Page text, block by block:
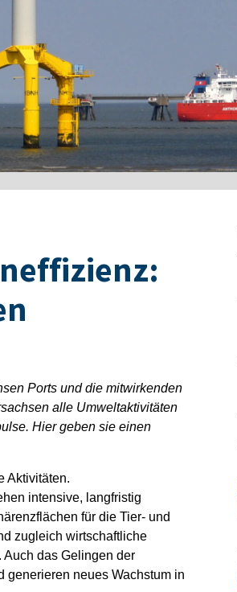
Ports und die mitwirkenden
alle Umweltaktivitäten
Hier geben sie einen
Aktivitäten.
intensive, langfristig
für die Tier- und
zugleich wirtschaftliche
Auch das Gelingen der
generieren neues Wachstum in